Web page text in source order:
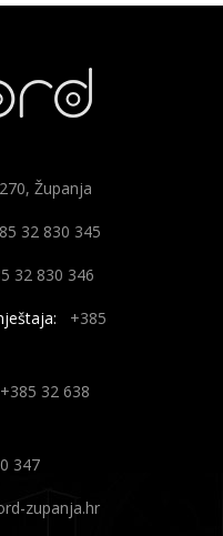
Županja
32 830 345
32 830 346
+385
+385 32 638
347
zupanja.hr